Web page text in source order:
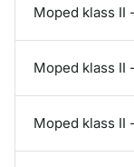
Moped klass II
Moped klass II
Moped klass II